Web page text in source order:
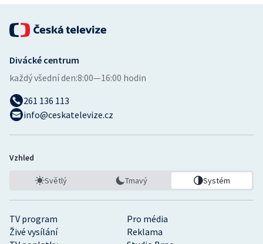
TV program
Pro média
Živé vysílání
Reklama
Divácké centrum
každý všední den:8:00—16:00 hodin
261 136 113
info@ceskatelevize.cz
Vzhled
Světlý Tmavý Systém